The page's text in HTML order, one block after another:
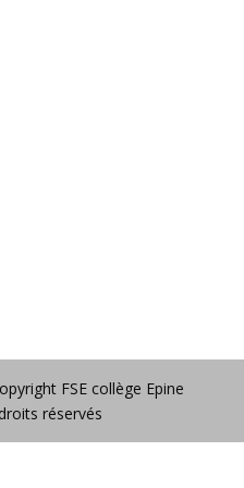
FSE collège Epine
réservés